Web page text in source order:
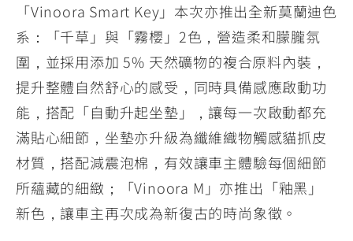
「Vinoora Smart Key」本次亦推出全新莫蘭迪色
系：「千草」與「霧櫻」2色，營造柔和朦朧氛
圍，並採用添加 5% 天然礦物的複合原料內裝，
提升整體自然舒心的感受，同時具備感應啟動功
能，搭配「自動升起坐墊」，讓每一次啟動都充
滿貼心細節，坐墊亦升級為纖維織物觸感貓抓皮
材質，搭配減震泡棉，有效讓車主體驗每個細節
所蘊藏的細緻；「Vinoora M」亦推出「釉黑」
新色，讓車主再次成為新復古的時尚象徵。